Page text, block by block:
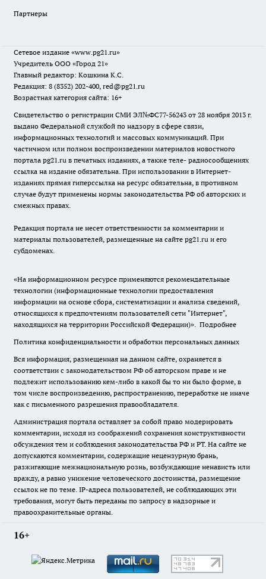
Партнеры
Сетевое издание «www.pg21.ru»
Учредитель ООО «Город 21»
Главный редактор: Кошкина К.С.
Редакция: 8 (8352) 202-400, red@pg21.ru
Возрастная категория сайта: 16+
Свидетельство о регистрации СМИ ЭЛ№ФС77-56243 от 28 ноября 2013 г.
выдано Федеральной службой по надзору в сфере связи,
информационных технологий и массовых коммуникаций. При
частичном или полном воспроизведении материалов новостного
портала pg21.ru в печатных изданиях, а также теле- радиосообщениях
ссылка на издание обязательна. При использовании в Интернет-
изданиях прямая гиперссылка на ресурс обязательна, в противном
случае будут применены нормы законодательства РФ об авторских и
смежных правах.
Редакция портала не несет ответственности за комментарии и
материалы пользователей, размещенные на сайте pg21.ru и его
субдоменах.
«На информационном ресурсе применяются рекомендательные
технологии (информационные технологии предоставления
информации на основе сбора, систематизации и анализа сведений,
относящихся к предпочтениям пользователей сети "Интернет",
находящихся на территории Российской Федерации)». Подробнее
Политика конфиденциальности и обработки персональных данных
Вся информация, размещенная на данном сайте, охраняется в
соответствии с законодательством РФ об авторском праве и не
подлежит использованию кем-либо в какой бы то ни было форме, в
том числе воспроизведению, распространению, переработке не иначе
как с письменного разрешения правообладателя.
Администрация портала оставляет за собой право модерировать
комментарии, исходя из соображений сохранения конструктивности
обсуждения тем и соблюдения законодательства РФ и РТ. На сайте не
допускаются комментарии, содержащие нецензурную брань,
разжигающие межнациональную рознь, возбуждающие ненависть или
вражду, а равно унижение человеческого достоинства, размещение
ссылок не по теме. IP-адреса пользователей, не соблюдающих эти
требования, могут быть переданы по запросу в надзорные и
правоохранительные органы.
16+